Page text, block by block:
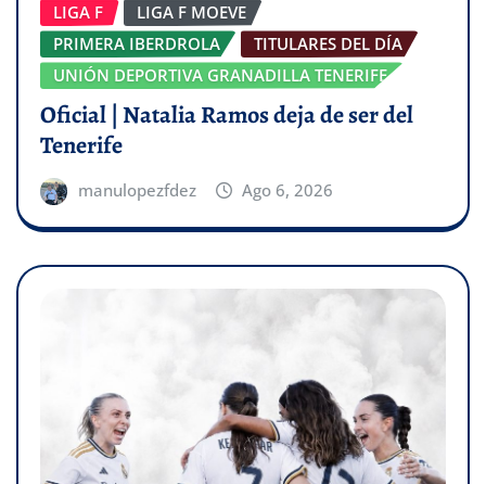
LIGA F
LIGA F MOEVE
PRIMERA IBERDROLA
TITULARES DEL DÍA
UNIÓN DEPORTIVA GRANADILLA TENERIFE
Oficial | Natalia Ramos deja de ser del
Tenerife
manulopezfdez Ago 6, 2026